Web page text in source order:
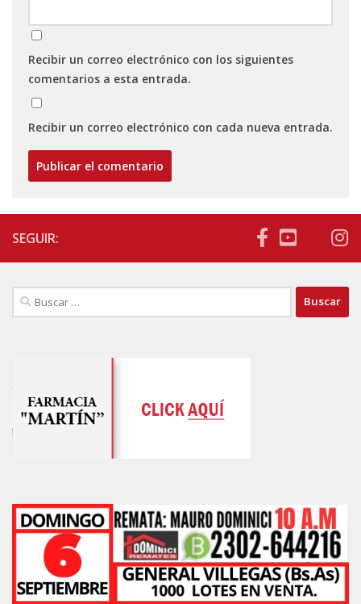
Recibir un correo electrónico con los siguientes
comentarios a esta entrada.
Recibir un correo electrónico con cada nueva entrada.
SEGUIR:
Buscar: